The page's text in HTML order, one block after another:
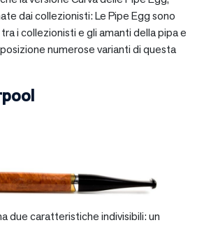
dai collezionisti: Le Pipe Egg sono
i collezionisti e gli amanti della pipa e
numerose varianti di questa
due caratteristiche indivisibili: un